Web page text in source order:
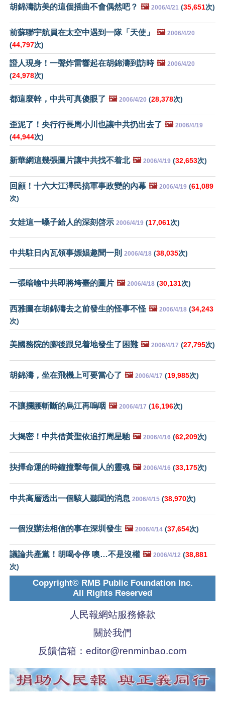
胡錦濤訪美的這個插曲不會偶然吧？ 🖼️ 2006/4/21 (35,651次)
前蘇聯宇航員在太空中遇到一隊「天使」 🖼️ 2006/4/20
(44,797次)
證人現身！一聲炸雷響起在胡錦濤到訪時 🖼️ 2006/4/20
(24,978次)
都這麼幹，中共可真傻眼了 🖼️ 2006/4/20 (28,378次)
歪泥了！央行行長周小川也讓中共扔出去了 🖼️ 2006/4/19
(44,944次)
新華網這幾張圖片讓中共找不着北 🖼️ 2006/4/19 (32,653次)
回顧！十六大江澤民搞軍事政變的內幕 🖼️ 2006/4/19 (61,089
次)
女娃這一嗓子給人的深刻啓示 2006/4/19 (17,061次)
中共駐日內瓦領事嫖娼趣聞一則 2006/4/18 (38,035次)
一張暗喻中共即將垮臺的圖片 🖼️ 2006/4/18 (30,131次)
西雅圖在胡錦濤去之前發生的怪事不怪 🖼️ 2006/4/18 (34,243
次)
美國務院的腳後跟兒着地發生了困難 🖼️ 2006/4/17 (27,795次)
胡錦濤，坐在飛機上可要當心了 🖼️ 2006/4/17 (19,985次)
不讓攔腰斬斷的烏江再嗚咽 🖼️ 2006/4/17 (16,196次)
大揭密！中共借黃聖依追打周星馳 🖼️ 2006/4/16 (62,209次)
抉擇命運的時鐘撞擊每個人的靈魂 🖼️ 2006/4/16 (33,175次)
中共高層透出一個駭人聽聞的消息 2006/4/15 (38,970次)
一個沒辦法相信的事在深圳發生 🖼️ 2006/4/14 (37,654次)
議論共產黨！胡喝令停 噢…不是沒權 🖼️ 2006/4/12 (38,881
次)
Copyright© RMB Public Foundation Inc.
All Rights Reserved
人民報網站服務條款
關於我們
反饋信箱： editor@renminbao.com